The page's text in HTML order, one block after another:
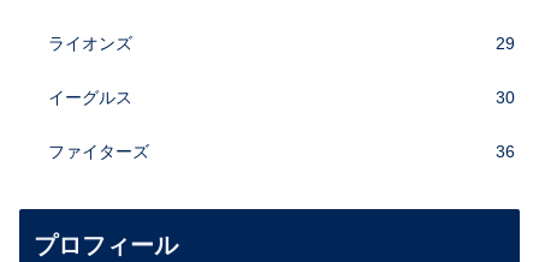
ライオンズ 29
イーグルス 30
ファイターズ 36
プロフィール